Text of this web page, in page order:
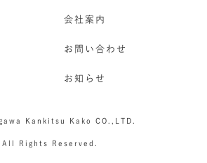
会社案内
お問い合わせ
お知らせ
Kankitsu Kako CO.,LTD.
All Rights Reserved.